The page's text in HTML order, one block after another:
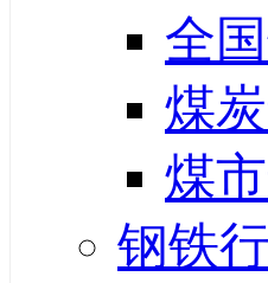
全
煤
煤
钢铁